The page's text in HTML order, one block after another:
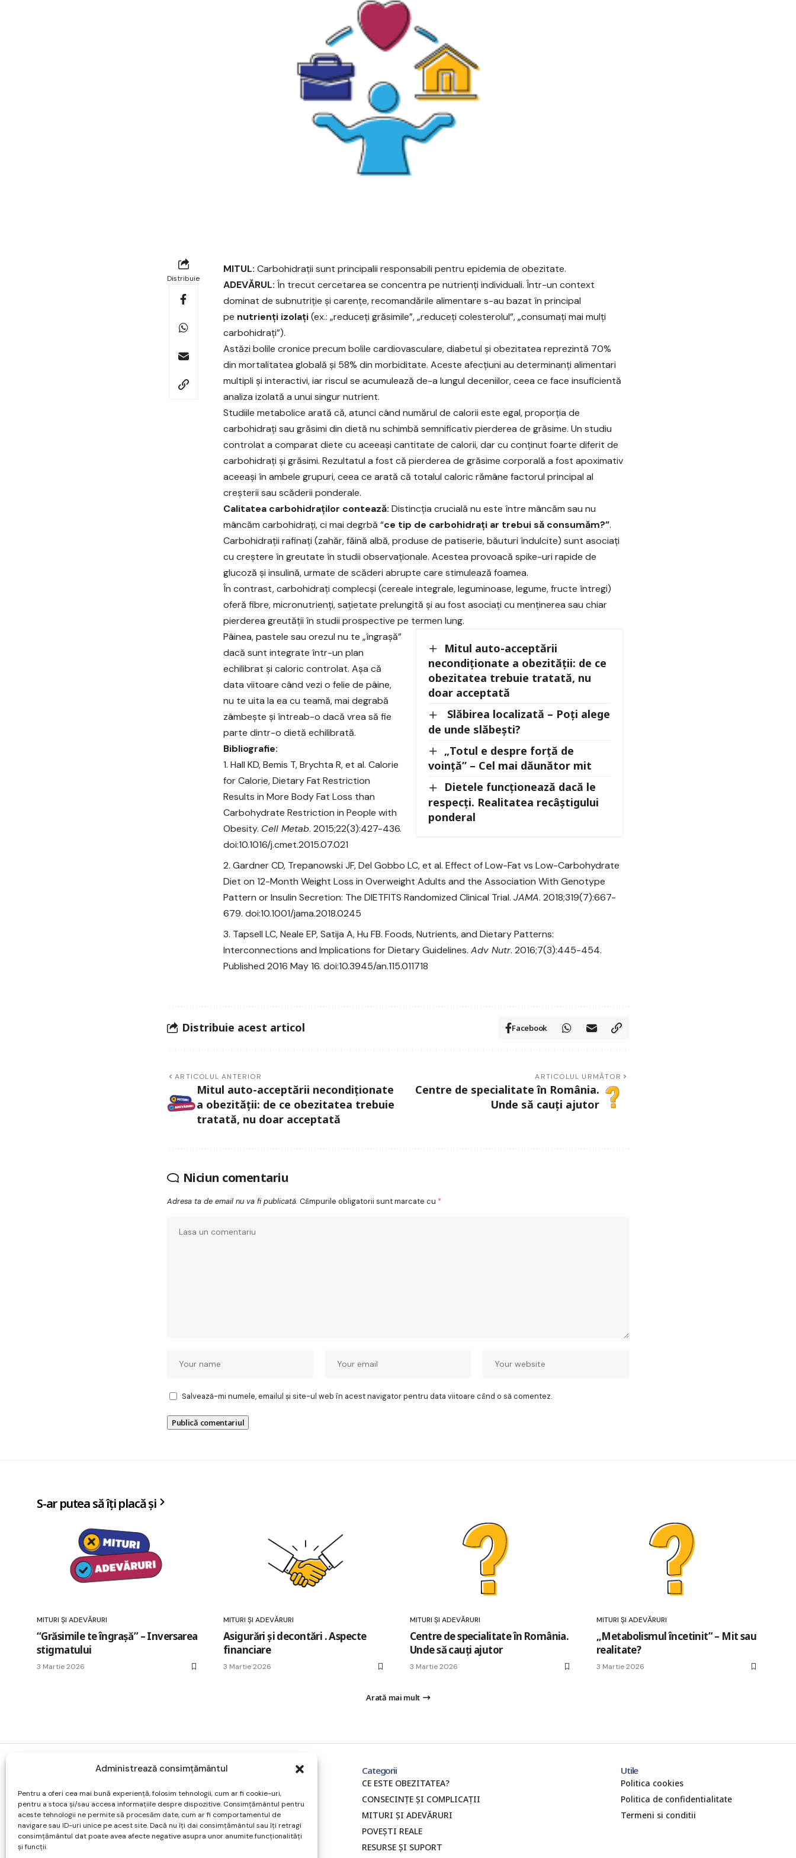
Administrează consimțământul
Pentru a oferi cea mai bună experiență, folosim tehnologii, cum ar fi cookie-uri,
pentru a stoca și/sau accesa informațiile despre dispozitive. Consimțământul pentru
aceste tehnologii ne permite să procesăm date, cum ar fi comportamentul de
navigare sau ID-uri unice pe acest site. Dacă nu îți dai consimțământul sau îți retragi
consimțământul dat poate avea afecte negative asupra unor anumite funcționalități
și funcții.
Distribuie
MITUL: Carbohidrații sunt principalii responsabili pentru epidemia de obezitate.
ADEVĂRUL: În trecut cercetarea se concentra pe nutrienți individuali. Într-un context
dominat de subnutriție și carențe, recomandările alimentare s-au bazat în principal
pe nutrienți izolați(ex.: „reduceți grăsimile”, „reduceți colesterolul”, „consumați mai mulți
carbohidrați”).
Astăzi bolile cronice precum bolile cardiovasculare, diabetul și obezitatea reprezintă 70%
din mortalitatea globală și 58% din morbiditate. Aceste afecțiuni au determinanți alimentari
multipli și interactivi, iar riscul se acumulează de-a lungul deceniilor, ceea ce face insuficientă
analiza izolată a unui singur nutrient.
Studiile metabolice arată că, atunci când numărul de calorii este egal, proporția de
carbohidrați sau grăsimi din dietă nu schimbă semnificativ pierderea de grăsime. Un studiu
controlat a comparat diete cu aceeași cantitate de calorii, dar cu conținut foarte diferit de
carbohidrați și grăsimi. Rezultatul a fost că pierderea de grăsime corporală a fost apoximativ
aceeași în ambele grupuri, ceea ce arată că totalul caloric rămâne factorul principal al
creșterii sau scăderii ponderale.
Calitatea carbohidraților contează: Distincția crucială nu este între mâncăm sau nu
mâncăm carbohidrați, ci mai degrbă “ce tip de carbohidrați ar trebui să consumăm?”.
Carbohidrații rafinați (zahăr, făină albă, produse de patiserie, băuturi îndulcite) sunt asociați
cu creștere în greutate în studii observaționale. Acestea provoacă spike-uri rapide de
glucoză și insulină, urmate de scăderi abrupte care stimulează foamea.
În contrast, carbohidrați complecși (cereale integrale, leguminoase, legume, fructe întregi)
oferă fibre, micronutrienți, sațietate prelungită și au fost asociați cu menținerea sau chiar
pierderea greutății în studii prospective pe termen lung.
Mitul auto-acceptării
necondiționate a obezității: de ce
obezitatea trebuie tratată, nu
doar acceptată
Slăbirea localizată – Poți alege
de unde slăbești?
„Totul e despre forță de
voință” – Cel mai dăunător mit
Dietele funcționează dacă le
respecți. Realitatea recâștigului
ponderal
Pâinea, pastele sau orezul nu te „îngrașă”
dacă sunt integrate într-un plan
echilibrat și caloric controlat. Așa că
data viitoare când vezi o felie de pâine,
nu te uita la ea cu teamă, mai degrabă
zâmbește și întreab-o dacă vrea să fie
parte dintr-o dietă echilibrată.
Bibliografie:
Hall KD, Bemis T, Brychta R, et al. Calorie
for Calorie, Dietary Fat Restriction
Results in More Body Fat Loss than
Carbohydrate Restriction in People with
Obesity. Cell Metab. 2015;22(3):427-436.
doi:10.1016/j.cmet.2015.07.021
Gardner CD, Trepanowski JF, Del Gobbo LC, et al. Effect of Low-Fat vs Low-Carbohydrate
Diet on 12-Month Weight Loss in Overweight Adults and the Association With Genotype
Pattern or Insulin Secretion: The DIETFITS Randomized Clinical Trial. JAMA. 2018;319(7):667-
679. doi:10.1001/jama.2018.0245
Tapsell LC, Neale EP, Satija A, Hu FB. Foods, Nutrients, and Dietary Patterns:
Interconnections and Implications for Dietary Guidelines. Adv Nutr. 2016;7(3):445-454.
Published 2016 May 16. doi:10.3945/an.115.011718
Distribuie acest articol Facebook
ARTICOLUL ANTERIOR
Mitul auto-acceptării necondiționate
a obezității: de ce obezitatea trebuie
tratată, nu doar acceptată
ARTICOLUL URMĂTOR
Centre de specialitate în România.
Unde să cauți ajutor
Niciun comentariu
Adresa ta de email nu va fi publicată. Câmpurile obligatorii sunt marcate cu *
Salvează-mi numele, emailul și site-ul web în acest navigator pentru data viitoare când o să comentez.
S-ar putea să îți placă și
MITURI ȘI ADEVĂRURI
“Grăsimile te îngrașă” – Inversarea
stigmatului
3 Martie 2026
MITURI ȘI ADEVĂRURI
Asigurări și decontări . Aspecte
financiare
3 Martie 2026
MITURI ȘI ADEVĂRURI
Centre de specialitate în România.
Unde să cauți ajutor
3 Martie 2026
MITURI ȘI ADEVĂRURI
„Metabolismul încetinit” – Mit sau
realitate?
3 Martie 2026
Arată mai mult
Despre
Forum
Parteneri
Contact
Categorii
CE ESTE OBEZITATEA?
CONSECINȚE ȘI COMPLICAȚII
MITURI ȘI ADEVĂRURI
POVEȘTI REALE
RESURSE ȘI SUPORT
Utile
Politica cookies
Politica de confidentialitate
Termeni si conditii